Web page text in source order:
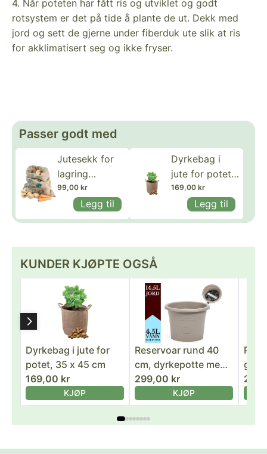
4. Når poteten har fått ris og utviklet og godt
rotsystem er det på tide å plante de ut. Dekk med
jord og sett de gjerne under fiberduk ute slik at ris
for akklimatisert seg og ikke fryser.
Passer godt med
Jutesekk for
lagring
grønnsaker og
potet
99,00 kr
Legg til
Dyrkebag i
jute for potet,
35 x 45 cm
169,00 kr
Legg til
KUNDER KJØPTE OGSÅ
Dyrkebag i jute for
potet, 35 x 45 cm
169,00 kr
KJØP
Reservoar rund 40
cm, dyrkepotte med
selvvanning - lys grå
299,00 kr
KJØP